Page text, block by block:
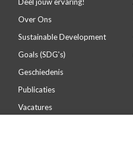
Over Ons
Sustainable Development
Goals (SDG's)
Geschiedenis
Publicaties
Vacatures